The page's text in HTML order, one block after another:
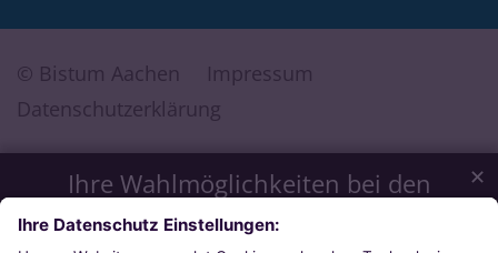
Ihre Wahlmöglichkeiten bei den
Einstellungen zum Datenschutz
✕
© Bistum Aachen
Impressum
Datenschutzerklärung